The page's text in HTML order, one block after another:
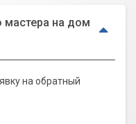
мастера на дом
на обратный